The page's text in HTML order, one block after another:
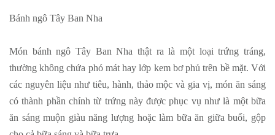
Bánh ngô Tây Ban Nha
Món bánh ngô Tây Ban Nha thật ra là một loại trứng tráng,
thường không chứa phó mát hay lớp kem bơ phủ trên bề mặt. Với
các nguyên liệu như tiêu, hành, thảo mộc và gia vị, món ăn sáng
có thành phần chính từ trứng này được phục vụ như là một bữa
ăn sáng muộn giàu năng lượng hoặc làm bữa ăn giữa buổi, gộp